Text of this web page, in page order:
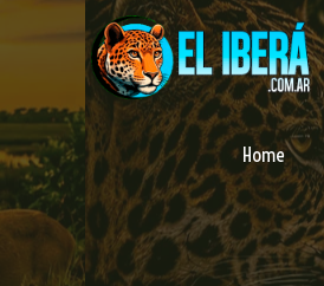
Home